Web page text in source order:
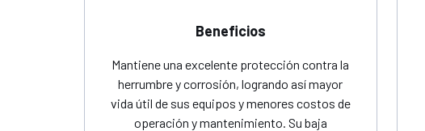
Beneficios
Mantiene una excelente protección contra la
herrumbre y corrosión, logrando así mayor
vida útil de sus equipos y menores costos de
operación y mantenimiento. Su baja